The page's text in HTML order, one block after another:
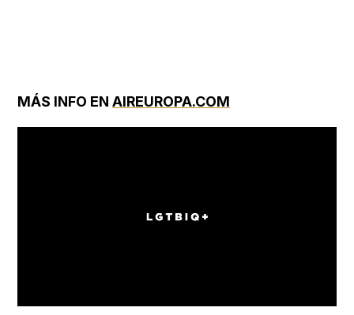
MÁS INFO EN AIREUROPA.COM
100.00%